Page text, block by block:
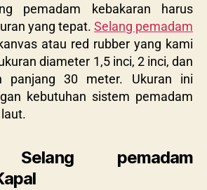
pemadam kebakaran harus
yang tepat. Selang pemadam
atau red rubber yang kami
diameter 1,5 inci, 2 inci, dan
panjang 30 meter. Ukuran ini
kebutuhan sistem pemadam
Selang pemadam